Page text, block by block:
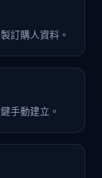
訂購人資料。
手動建立。